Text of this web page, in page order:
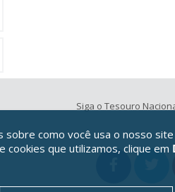
Siga o Tesouro
sobre como você usa o nosso
que utilizamos, clique em